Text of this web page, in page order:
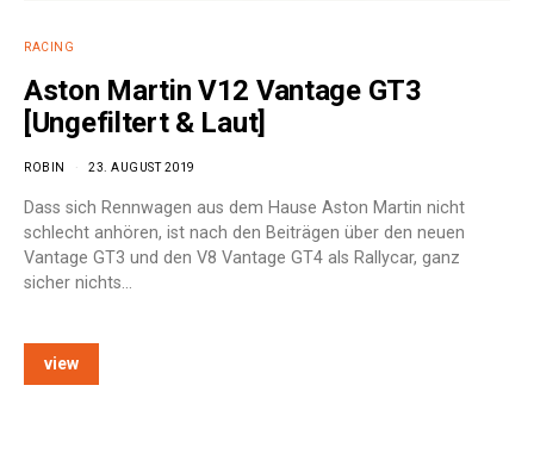
RACING
Aston Martin V12 Vantage GT3
[Ungefiltert & Laut]
ROBIN 23. AUGUST 2019
Dass sich Rennwagen aus dem Hause Aston Martin nicht
schlecht anhören, ist nach den Beiträgen über den neuen
Vantage GT3 und den V8 Vantage GT4 als Rallycar, ganz
sicher nichts…
view